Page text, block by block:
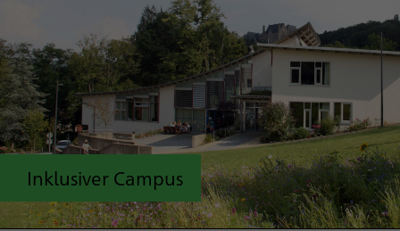
Inklusiver Campus